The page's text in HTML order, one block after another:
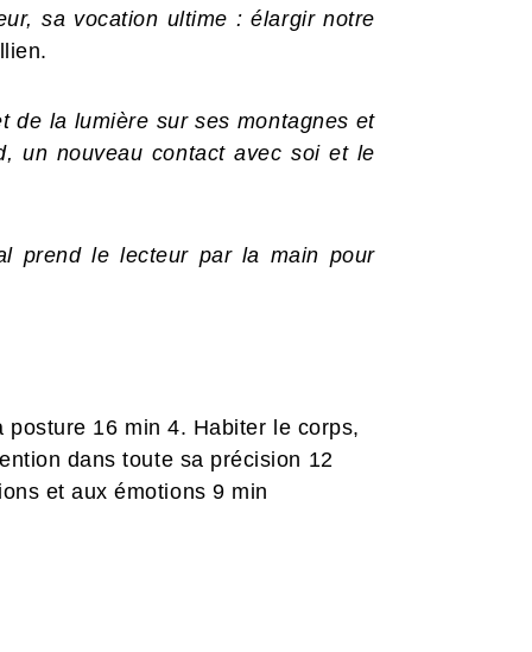
sa vocation ultime : élargir notre
de la lumière sur ses montagnes et
un nouveau contact avec soi et le
prend le lecteur par la main pour
16 min 4. Habiter le corps,
dans toute sa précision 12
et aux émotions 9 min